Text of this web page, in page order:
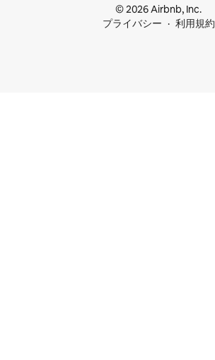
© 2026 Airbnb, Inc.
プライバシー
利用規約